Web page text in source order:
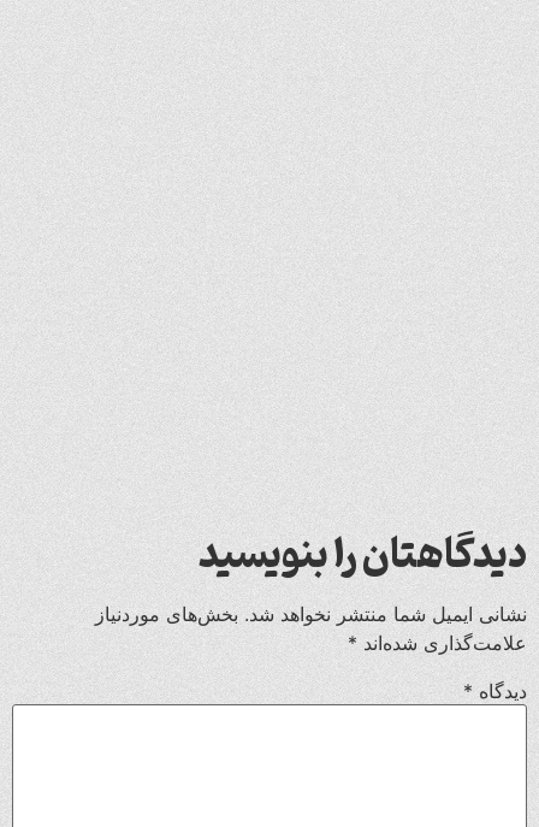
دیدگاهتان را بنویسید
نشانی ایمیل شما منتشر نخواهد شد. بخش‌های موردنیاز
علامت‌گذاری شده‌اند *
دیدگاه*